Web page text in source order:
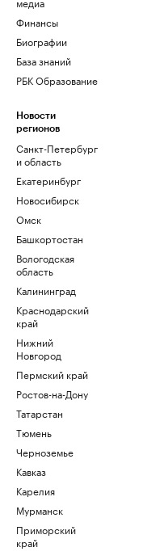
Финансы
Биографии
База знаний
РБК Образование
Новости
регионов
Санкт-Петербург
и область
Екатеринбург
Новосибирск
Омск
Башкортостан
Вологодская
область
Калининград
Краснодарский
край
Нижний
Новгород
Пермский край
Ростов-на-Дону
Татарстан
Тюмень
Черноземье
Кавказ
Карелия
Мурманск
Приморский
край